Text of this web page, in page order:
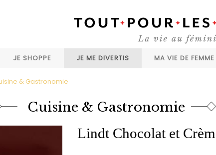
JE SHOPPE JE ME DIVERTIS MA VIE DE FEMME
& Gastronomie
Cuisine & Gastronomie
Lindt Chocolat et